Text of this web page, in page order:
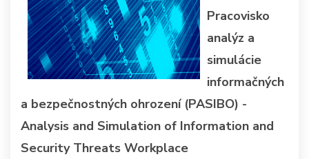
Pracovisko
analýz a
simulácie
informačných
a bezpečnostných ohrození (PASIBO) -
Analysis and Simulation of Information and
Security Threats Workplace